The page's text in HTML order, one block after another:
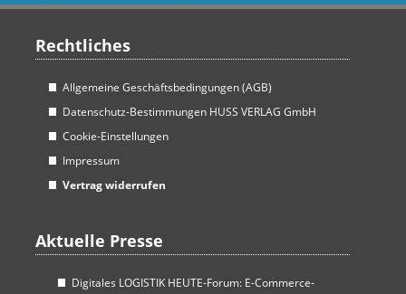
Rechtliches
Allgemeine Geschäftsbedingungen (AGB)
Datenschutz-Bestimmungen HUSS VERLAG GmbH
Cookie-Einstellungen
Impressum
Vertrag widerrufen
Aktuelle Presse
Digitales LOGISTIK HEUTE-Forum: E-Commerce-